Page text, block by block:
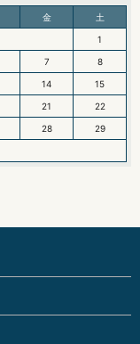
金 土
1
7 8
14 15
21 22
28 29